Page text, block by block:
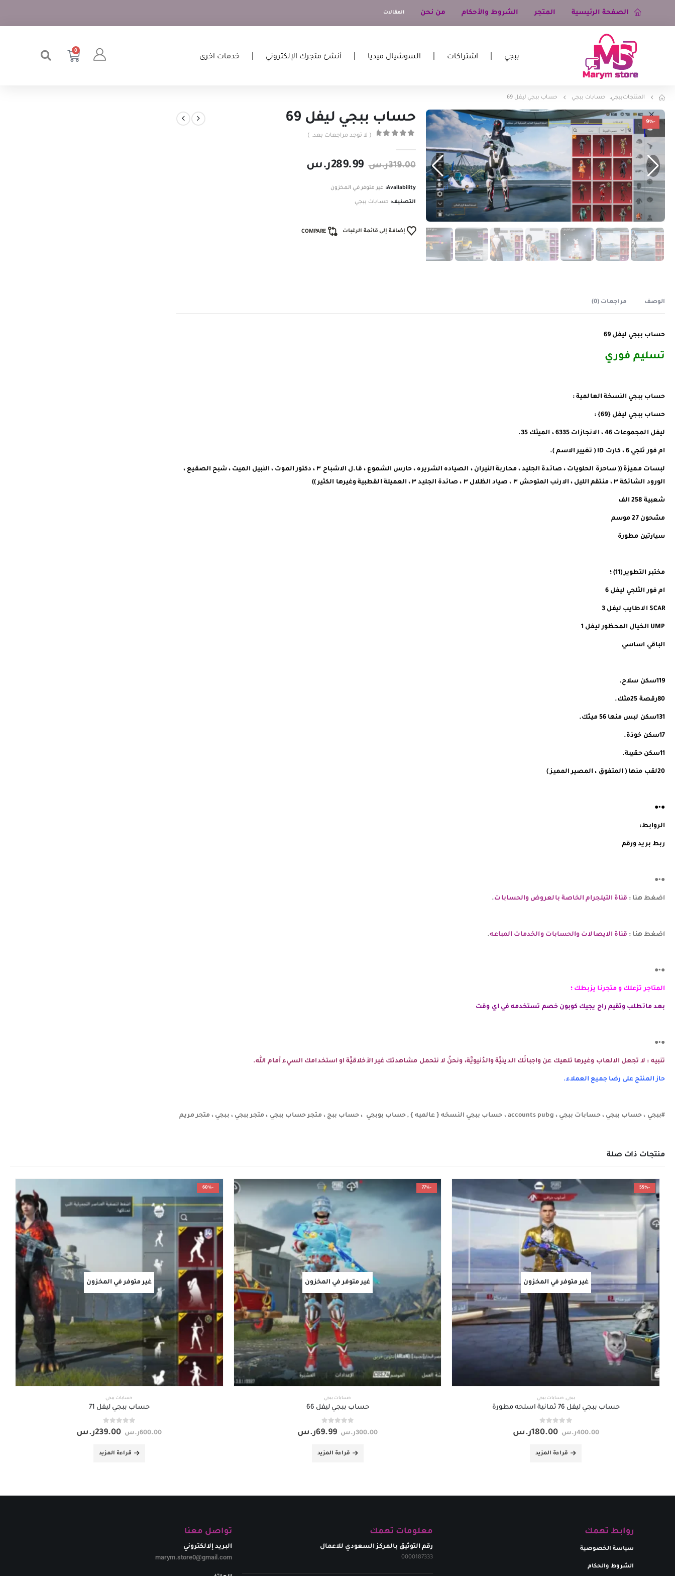
الصفحة الرئيسية المتجر الشروط والأحكام من نحن المقالات
ببجي اشتراكات السوشيال ميديا أنشئ متجرك الإلكتروني خدمات اخرى
0
المنتجاتببجي, حسابات ببجي حساب ببجي ليفل 69
-9% حساب ببجي ليفل 69
( لا توجد مراجعات بعد. )
319.00ر.س 289.99ر.س
Availability: غير متوفر في المخزون
التصنيف: حسابات ببجي
إضافة إلى قائمة الرغبات COMPARE
الوصف مراجعات (0)
حساب ببجي ليفل 69
تسليم فوري
حساب ببجي النسخة العالمية :
حساب ببجي ليفل {69} :
ليفل المجموعات 46 ، الانجازات 6335 ، الميثك 35.
ام فور ثلجي 6 ، كارت ID ( تغيير الاسم ).
لبسات مميزة (( ساحرة الحلويات ، صائدة الجليد ، محاربة النيران ، الصياده الشريره ، حارس الشموع ، قا.ل الاشباح ٣ ، دكتور الموت ، النبيل الميت ، شبح الصقيع ،
الورود الشائكة ٣ ، منتقم الليل ، الارنب المتوحش ٣ ، صياد الظلال ٣ ، صائدة الجليد ٣ ، العميلة القطبية وغيرها الكثير ))
شعبية 258 الف
مشحون 27 موسم
سيارتين مطورة
مختبر التطوير (11) ؛
ام فور الثلجي ليفل 6
SCAR الاطايب ليفل 3
UMP الخيال المحظور ليفل 1
الباقي اساسي
119سكن سلاح.
80رقصة 25مثك.
131سكن لبس منها 56 ميثك.
17سكن خوذة.
11سكن حقيبة.
20لقب منها ( المتفوق ، المصير المميز )
●•●
الروابط:
ربط بريد ورقم
●•●
اضغط هنا : قناة التيلجرام الخاصة بالعروض والحسابات.
اضغط هنا : قناة الايصالات والحسابات والخدمات المباعه.
●•●
المتاجر تزعلك و متجرنا يزبطك ؛
بعد ماتطلب وتقيم راح يجيك كوبون خصم تستخدمه في اي وقت
●•●
تنبيه : لا تجعل الالعاب وغيرها تلهيك عن واجباتَك الدينيَّة والدُنيويَّة، ونحنُ لا نتحمل مشاهدتك غير الأخلاقيَّة او استخدامك السيء أمام الله.
حاز المنتج على رضا جميع العملاء.
#ببجي ، حساب ببجي ، حسابات ببجي ، accounts pubg ، حساب ببجي النسخه { عالميه } , حساب بوبجي ، حساب ببج ، متجر حساب ببجي ، متجر ببجي ، ببجي ، متجر مريم
منتجات ذات صلة
-55%
غير متوفر في المخزون
ببجي, حسابات ببجي
حساب ببجي ليفل 76 ثمانية اسلحه مطورة
400.00ر.س 180.00ر.س
قراءة المزيد
-77%
غير متوفر في المخزون
حسابات ببجي
حساب ببجي ليفل 66
300.00ر.س 69.99ر.س
قراءة المزيد
-60%
غير متوفر في المخزون
حسابات ببجي
حساب ببجي ليفل 71
600.00ر.س 239.00ر.س
قراءة المزيد
روابط تهمك
سياسة الخصوصية
الشروط والحكام
معلومات تهمك
رقم التوثيق بالمركز السعودي للاعمال
0000187333
تواصل معنا
البريد إلالكتروني
marym.store0@gmail.com​